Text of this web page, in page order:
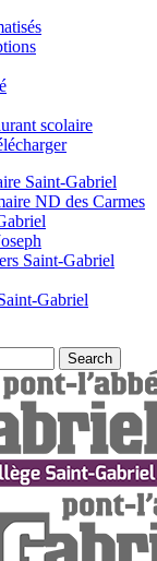
scolaire
Saint-Gabriel
ND des Carmes
Saint-Gabriel
Gabriel